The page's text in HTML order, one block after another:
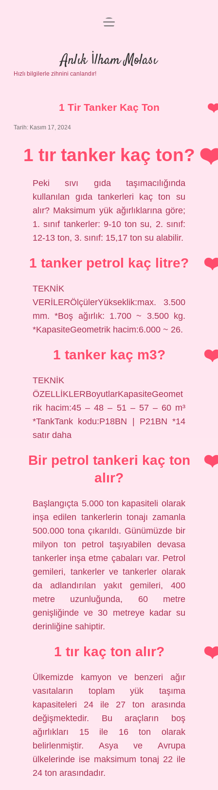
Anasayfa
Gizlilik Politikası
Yasal Uyarı
menüyü
Anlık İlham Molası
Hızlı bilgilerle zihnini canlandır!
1 Tir Tanker Kaç Ton
Tarih: Kasım 17, 2024
1 tır tanker kaç ton?
Peki sıvı gıda taşımacılığında
kullanılan gıda tankerleri kaç ton su
alır? Maksimum yük ağırlıklarına göre;
1. sınıf tankerler: 9-10 ton su, 2. sınıf:
12-13 ton, 3. sınıf: 15,17 ton su alabilir.
1 tanker petrol kaç litre?
TEKNİK
VERİLERÖlçülerYükseklik:max. 3.500
mm. *Boş ağırlık: 1.700 ~ 3.500 kg.
*KapasiteGeometrik hacim:6.000 ~ 26.
1 tanker kaç m3?
TEKNİK
ÖZELLİKLERBoyutlarKapasiteGeomet
rik hacim:45 – 48 – 51 – 57 – 60 m³
*TankTank kodu:P18BN | P21BN *14
satır daha
Bir petrol tankeri kaç ton
alır?
Başlangıçta 5.000 ton kapasiteli olarak
inşa edilen tankerlerin tonajı zamanla
500.000 tona çıkarıldı. Günümüzde bir
milyon ton petrol taşıyabilen devasa
tankerler inşa etme çabaları var. Petrol
gemileri, tankerler ve tankerler olarak
da adlandırılan yakıt gemileri, 400
metre uzunluğunda, 60 metre
genişliğinde ve 30 metreye kadar su
derinliğine sahiptir.
1 tır kaç ton alır?
Ülkemizde kamyon ve benzeri ağır
vasıtaların toplam yük taşıma
kapasiteleri 24 ile 27 ton arasında
değişmektedir. Bu araçların boş
ağırlıkları 15 ile 16 ton olarak
belirlenmiştir. Asya ve Avrupa
ülkelerinde ise maksimum tonaj 22 ile
24 ton arasındadır.